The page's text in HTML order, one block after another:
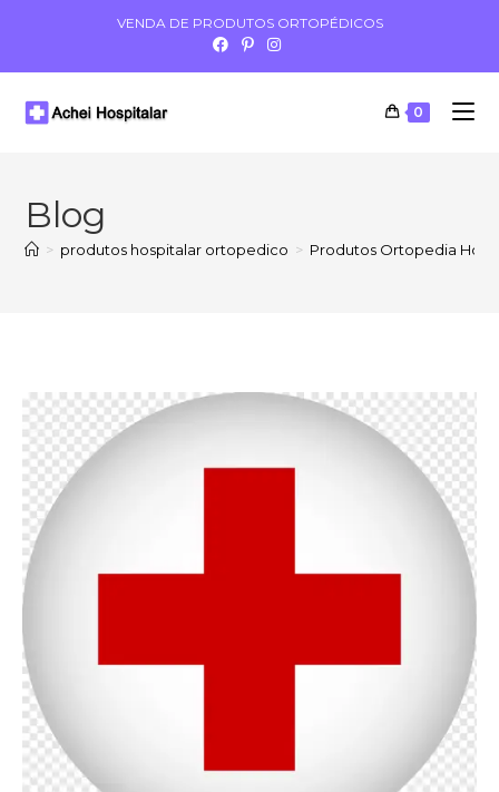
VENDA DE PRODUTOS ORTOPÉDICOS
0
Blog
> produtos hospitalar ortopedico > Produtos Ortopedia